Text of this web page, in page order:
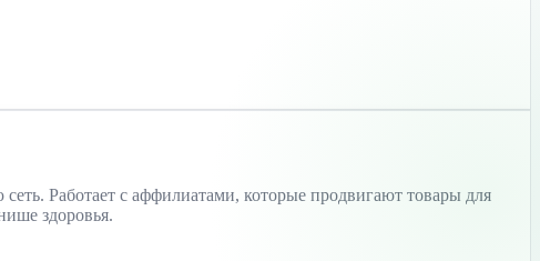
Работает с аффилиатами, которые продвигают товары для
здоровья.